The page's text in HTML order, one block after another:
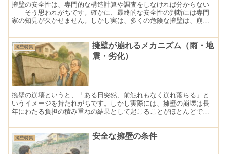
擁壁の安全性は、専門的な構造計算や調査をしなければ分からない
――そう思われがちです。確かに、最終的な安全性の判断には専門
家の知見が欠かせません。しかし実は、多くの危険な擁壁は、崩壊
ます。 ひび割れ、わずかな膨らみ、排水の異常、周囲の地盤の変
化など、日常の中で気づける変化は決して少なくありません。これ
らは、擁壁が長年受け続けてきた土圧や水の影響に耐えきれなくな
りつつあることを示す、大切な警告でもあります。 特に傾斜地で
は、地盤条件が厳しく、雨水が集まりやすいことに加え、背面土圧
も大きくなりがちです。そのため、平坦地に比べて擁壁の不具合や
異常が表面に現れやすいという特徴があります。 「なんとなく気に
なる」「以前と様子が違う気がする」――その直感は、決して見過
ごしてはいけません。まずは、「これは危険かもしれない」と気づ
くこと。それが、擁壁の崩壊事故を防ぎ、住まいと家族の安全を守
擁壁特集
擁壁が崩れるメカニズム（雨・地
震・劣化）
擁壁の崩壊というと、「ある日突然、前触れもなく崩れ落ちる」と
いうイメージを持たれがちです。しかし実際には、擁壁の崩壊は長
年にわたる負担の積み重ねの結果として起こることがほとんどで
ますが、多くの場合は複数の要因が重なり合い、限界を超えた瞬間
に崩壊が表面化します。
擁壁特集 安全な擁壁の条件